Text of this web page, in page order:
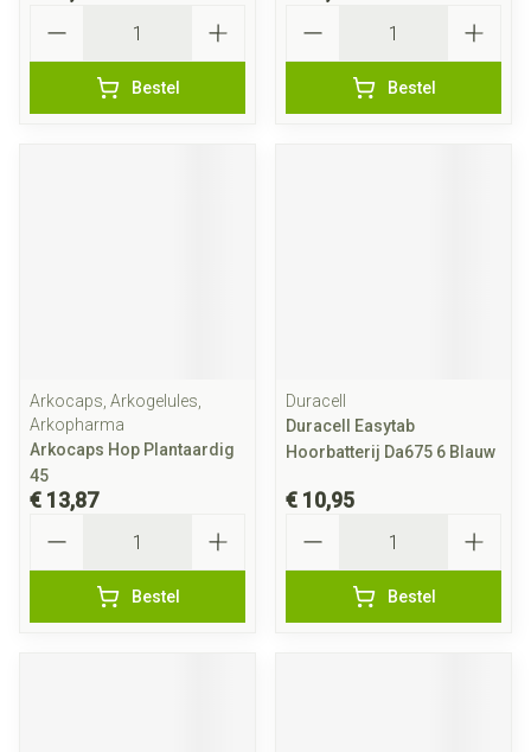
Bestel Bestel
Arkocaps, Arkogelules,
Arkopharma
Arkocaps Hop Plantaardig
45
€ 13,87
Bestel
Duracell
Duracell Easytab
Hoorbatterij Da675 6 Blauw
€ 10,95
Bestel